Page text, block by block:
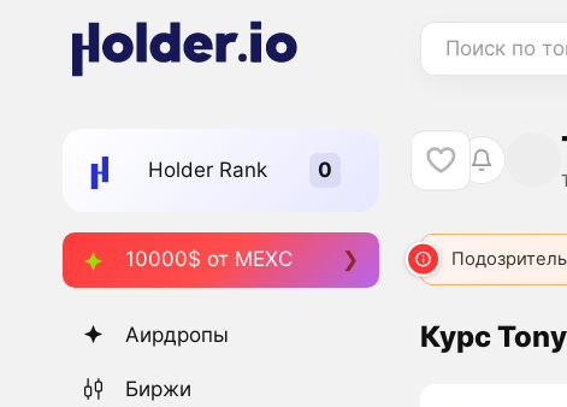
Поиск по
Holder Rank
10000$ от MEXC
Аирдропы
Биржи
Курс